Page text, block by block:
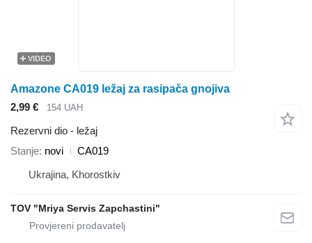
VIDEO
Amazone CA019 ležaj za rasipača gnojiva
2,99 €
154 UAH
Rezervni dio - ležaj
Stanje novi
CA019
Ukrajina, Khorostkiv
TOV "Mriya Servis Zapchastini"